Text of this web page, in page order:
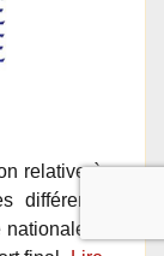
relative à
différents
a